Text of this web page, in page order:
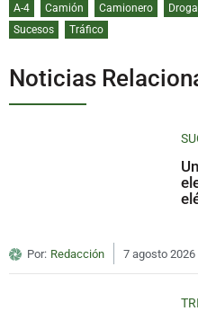
A-4 Camión Camionero Droga
Sucesos
Tráfico
Noticias
Por: Redacción 7 agosto 2026